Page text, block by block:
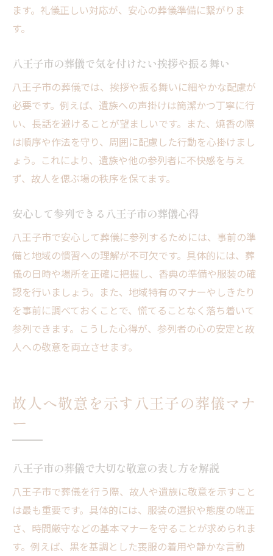
ます。礼儀正しい対応が、安心の葬儀準備に繋がりま
す。
八王子市の葬儀で気を付けたい挨拶や振る舞い
八王子市の葬儀では、挨拶や振る舞いに細やかな配慮が
必要です。例えば、遺族への声掛けは簡潔かつ丁寧に行
い、長話を避けることが望ましいです。また、焼香の際
は順序や作法を守り、周囲に配慮した行動を心掛けまし
ょう。これにより、遺族や他の参列者に不快感を与え
ず、故人を偲ぶ場の秩序を保てます。
安心して参列できる八王子市の葬儀心得
八王子市で安心して葬儀に参列するためには、事前の準
備と地域の慣習への理解が不可欠です。具体的には、葬
儀の日時や場所を正確に把握し、香典の準備や服装の確
認を行いましょう。また、地域特有のマナーやしきたり
を事前に調べておくことで、慌てることなく落ち着いて
参列できます。こうした心得が、参列者の心の安定と故
人への敬意を両立させます。
故人へ敬意を示す八王子の葬儀マナ
ー
八王子市の葬儀で大切な敬意の表し方を解説
八王子市で葬儀を行う際、故人や遺族に敬意を示すこと
は最も重要です。具体的には、服装の選択や態度の端正
さ、時間厳守などの基本マナーを守ることが求められま
す。例えば、黒を基調とした喪服の着用や静かな言動